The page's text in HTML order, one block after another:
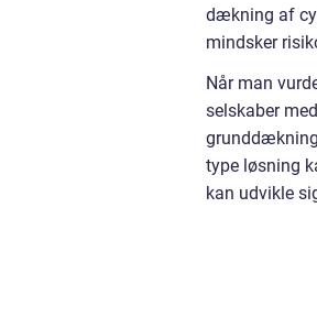
dækning af
mindsker
Når man
selskaber
type løsning
kan udvikle